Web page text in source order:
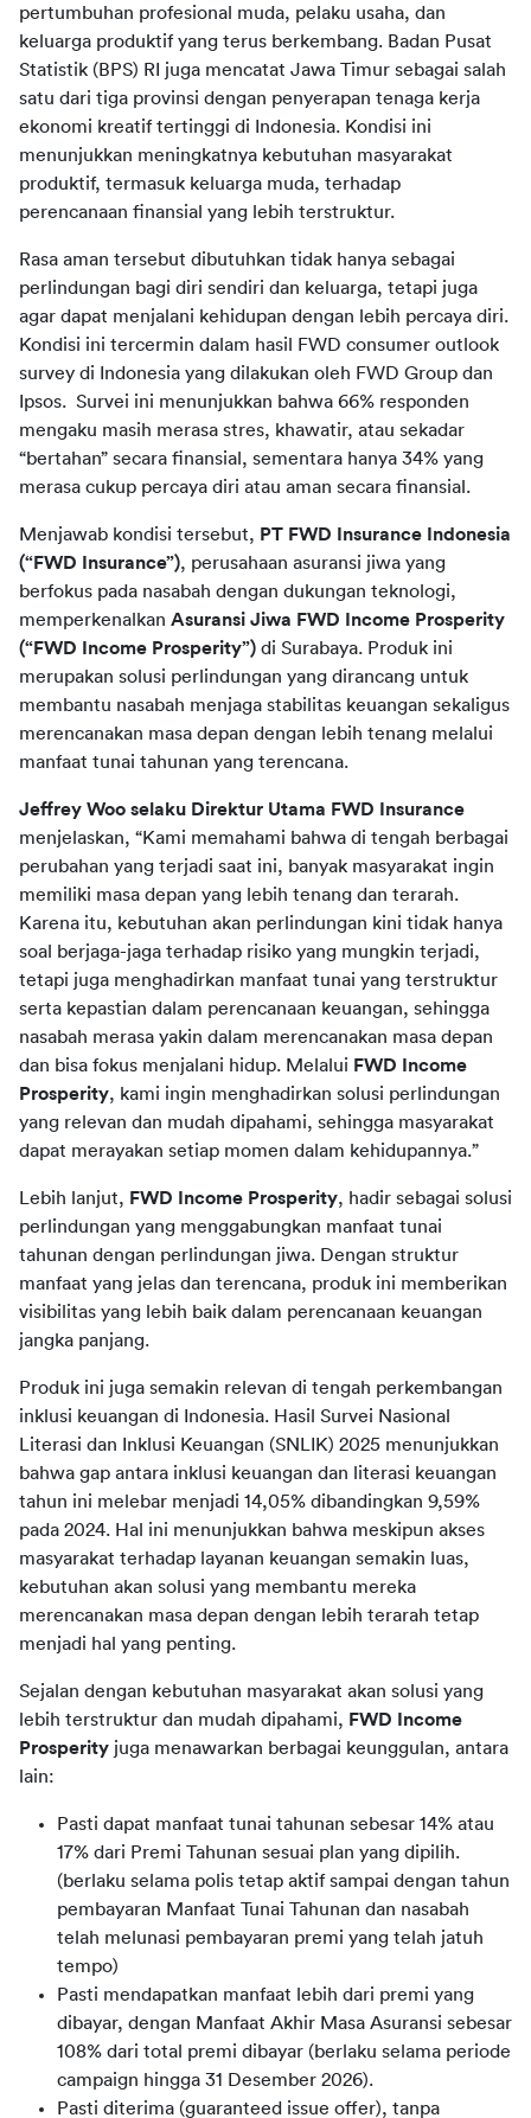
pertumbuhan profesional muda, pelaku usaha, dan
keluarga produktif yang terus berkembang. Badan Pusat
Statistik (BPS) RI juga mencatat Jawa Timur sebagai salah
satu dari tiga provinsi dengan penyerapan tenaga kerja
ekonomi kreatif tertinggi di Indonesia. Kondisi ini
menunjukkan meningkatnya kebutuhan masyarakat
produktif, termasuk keluarga muda, terhadap
perencanaan finansial yang lebih terstruktur.
Rasa aman tersebut dibutuhkan tidak hanya sebagai
perlindungan bagi diri sendiri dan keluarga, tetapi juga
agar dapat menjalani kehidupan dengan lebih percaya diri.
Kondisi ini tercermin dalam hasil FWD consumer outlook
survey di Indonesia yang dilakukan oleh FWD Group dan
Ipsos.  Survei ini menunjukkan bahwa 66% responden
mengaku masih merasa stres, khawatir, atau sekadar
“bertahan” secara finansial, sementara hanya 34% yang
merasa cukup percaya diri atau aman secara finansial.
Menjawab kondisi tersebut, PT FWD Insurance Indonesia
(“FWD Insurance”), perusahaan asuransi jiwa yang
berfokus pada nasabah dengan dukungan teknologi,
memperkenalkan Asuransi Jiwa FWD Income Prosperity
(“FWD Income Prosperity”) di Surabaya. Produk ini
merupakan solusi perlindungan yang dirancang untuk
membantu nasabah menjaga stabilitas keuangan sekaligus
merencanakan masa depan dengan lebih tenang melalui
manfaat tunai tahunan yang terencana.
Jeffrey Woo selaku Direktur Utama FWD Insurance
menjelaskan, “Kami memahami bahwa di tengah berbagai
perubahan yang terjadi saat ini, banyak masyarakat ingin
memiliki masa depan yang lebih tenang dan terarah.
Karena itu, kebutuhan akan perlindungan kini tidak hanya
soal berjaga-jaga terhadap risiko yang mungkin terjadi,
tetapi juga menghadirkan manfaat tunai yang terstruktur
serta kepastian dalam perencanaan keuangan, sehingga
nasabah merasa yakin dalam merencanakan masa depan
dan bisa fokus menjalani hidup. Melalui FWD Income
Prosperity, kami ingin menghadirkan solusi perlindungan
yang relevan dan mudah dipahami, sehingga masyarakat
dapat merayakan setiap momen dalam kehidupannya.”
Lebih lanjut, FWD Income Prosperity, hadir sebagai solusi
perlindungan yang menggabungkan manfaat tunai
tahunan dengan perlindungan jiwa. Dengan struktur
manfaat yang jelas dan terencana, produk ini memberikan
visibilitas yang lebih baik dalam perencanaan keuangan
jangka panjang.
Produk ini juga semakin relevan di tengah perkembangan
inklusi keuangan di Indonesia. Hasil Survei Nasional
Literasi dan Inklusi Keuangan (SNLIK) 2025 menunjukkan
bahwa gap antara inklusi keuangan dan literasi keuangan
tahun ini melebar menjadi 14,05% dibandingkan 9,59%
pada 2024. Hal ini menunjukkan bahwa meskipun akses
masyarakat terhadap layanan keuangan semakin luas,
kebutuhan akan solusi yang membantu mereka
merencanakan masa depan dengan lebih terarah tetap
menjadi hal yang penting.
Sejalan dengan kebutuhan masyarakat akan solusi yang
lebih terstruktur dan mudah dipahami, FWD Income
Prosperity juga menawarkan berbagai keunggulan, antara
lain:
Pasti dapat manfaat tunai tahunan sebesar 14% atau
17% dari Premi Tahunan sesuai plan yang dipilih.
(berlaku selama polis tetap aktif sampai dengan tahun
pembayaran Manfaat Tunai Tahunan dan nasabah
telah melunasi pembayaran premi yang telah jatuh
tempo)
Pasti mendapatkan manfaat lebih dari premi yang
dibayar, dengan Manfaat Akhir Masa Asuransi sebesar
108% dari total premi dibayar (berlaku selama periode
campaign hingga 31 Desember 2026).
Pasti diterima (guaranteed issue offer), tanpa